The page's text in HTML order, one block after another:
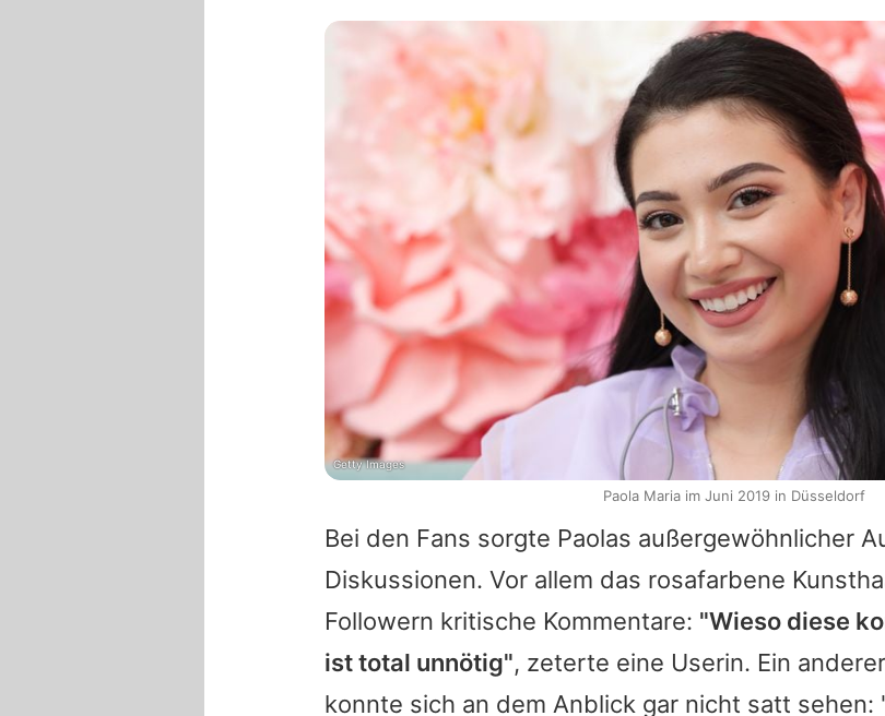
Bei den Fans sorgte Paolas außergewöhnlicher
Diskussionen. Vor allem das rosafarbene
Followern kritische Kommentare: "Wieso diese
ist total unnötig", zeterte eine Userin. Ein
konnte sich an dem Anblick gar nicht satt sehen:
Getty Images
Paola Maria im Juni 2019 in Düsseldorf